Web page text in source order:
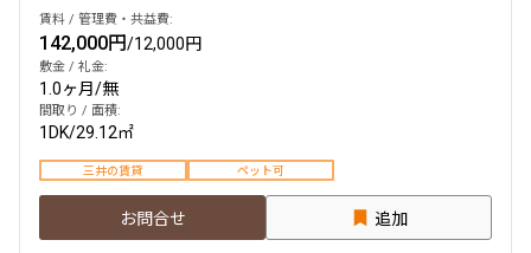
賃料 / 管理費・共益費:
142,000円/12,000円
敷金 / 礼金:
1.0ヶ月/無
間取り / 面積:
1DK/29.12㎡
三井の賃貸 ペット可
お問合せ 追加